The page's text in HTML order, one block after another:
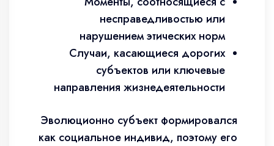
несправедливостью или
нарушением этических норм
Случаи, касающиеся дорогих
субъектов или ключевые
направления жизнедеятельности
Эволюционно субъект формировался
как социальное индивид, поэтому его